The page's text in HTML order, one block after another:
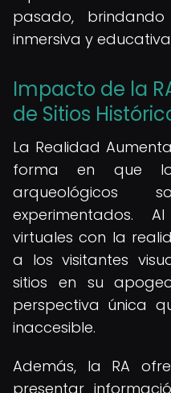
pasado,
inmersiva y
Impacto de la
de Sitios
La Realidad
forma en que
arqueológicos
experimentados.
virtuales con la
a los visitantes
sitios en su
perspectiva única
inaccesible.
Además, la RA
presentar